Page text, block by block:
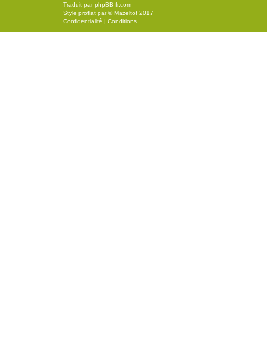
Traduit parphpBB-fr.com
Style proflat par ©Mazeltof 2017
Confidentialité | Conditions